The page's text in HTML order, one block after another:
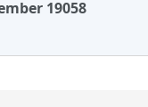
19058